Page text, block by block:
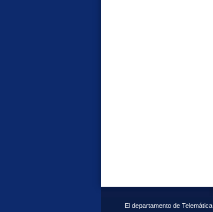
El departamento de Telemática